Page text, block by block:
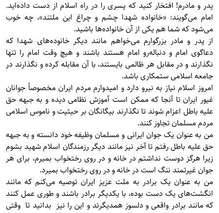
پدر و مادرم! افتخار كنيد كه پسری را در راه اسلام از دست داده‌ايد.
امام می‌گويند: «خانواده شهدا چشم و چراغ اين ملتند»، چه خوب
می‌شود كه شما هم يكی از آن خانواده‌ها باشيد.
از پدر و مادر بزرگوارم می‌خواهم مانند ديگر خانوده‌های شهدا كه
دعاگوی امام و دنباله‌رو امام هستند باشند و هيچ وقت امام را تنها
نگذارند و در مقابل هر ظالمی بايستند، با آن مقابله كرده و نگذارند در
جامعه اسلامی ستمكاری باشد.
امروز اسلام نياز به نيرو دارد و اميدوارم مردم ايران مخصوصاً جوانان
غيور ايران تا آنجا كه ممكن است آموزش نظامی ديده و به جبهه حق
عليه باطل اعزام شوند تا نگذارند بيگانگان بر حيثيت و ناموس اسلامی
مردم مسلمان تجاوز كنند.
من به عنوان يک جوان ايرانی و مسلمان وظيفه خود دانسته و به جبهه
حق عليه باطل رفتم تا آخر نيز مانند ديگر رزمندگان اسلام شهيد بشوم
زيرا هرگز دوست نداشتم در خانه و در روی رختخواب بميرم، برای هر
جوان غيرتمند ننگ است در خانه و در روی رختخواب بميرد.
من به عنوان يک برادر به ملت عزيز ايران توصيه می‌كنم كه مانند
انگشت‌های يک دست بوده، با يكديگر برادر باشند و طورى عمل كنند
كه مانند برادر واقعی و دلسوز همديگرند و اين را نيز بدانيد تا وقتی